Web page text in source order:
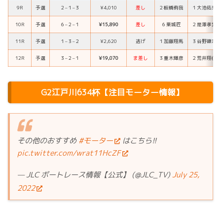
9R 予選 ２ –１ –３ ¥4,010 差し ２ 板橋侑我 １ 大池佑来
10R 予選 ６ –２ –１ ¥15,890 差し ６ 栗城匠 ２ 是澤孝宏
11R 予選 １ –３ –２ ¥2,620 逃げ １ 加藤翔馬 ３ 谷野錬志
12R 予選 ３ –２ –１ ¥19,070 ま差し ３ 重木輝彦 ２ 荒井翔伍
G2江戸川634杯【注目モーター情報】
その他のおすすめ #モーター
はこちら!!
pic.twitter.com/wrat11HcZF
— JLC ボートレース情報【公式】 (@JLC_TV)July 25,
2022